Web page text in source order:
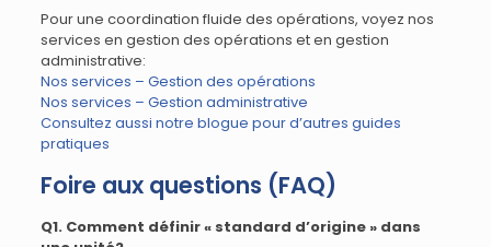
Pour une coordination fluide des opérations, voyez nos
services en gestion des opérations et en gestion
administrative:
Nos services – Gestion des opérations
Nos services – Gestion administrative
Consultez aussi notre blogue pour d’autres guides
pratiques
Foire aux questions (FAQ)
Q1. Comment définir « standard d’origine » dans